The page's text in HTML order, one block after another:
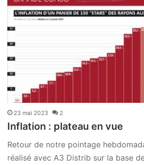
23 mai 2023 2
Inflation : plateau en vue
Retour de notre pointage
réalisé avec A3 Distrib sur la base